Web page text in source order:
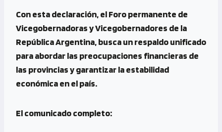
Con esta declaración, el Foro permanente de
Vicegobernadoras y Vicegobernadores de la
República Argentina, busca un respaldo unificado
para abordar las preocupaciones financieras de
las provincias y garantizar la estabilidad
económica en el país.
El comunicado completo: